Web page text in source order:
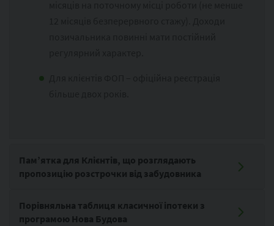
Пам’ятка для Клієнтів, що розглядають
пропозицію розстрочки від забудовника
Порівняльна таблиця класичної іпотеки з
програмою Нова Будова